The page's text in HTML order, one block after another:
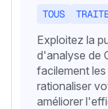
TOUS
Exploitez la
d'analyse de
facilement
rationaliser
améliorer